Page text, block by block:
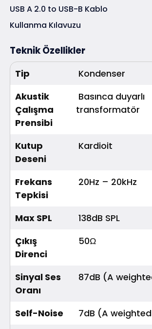
USB A 2.0 to USB-B Kablo
Kullanma Kılavuzu
Teknik Özellikler
Tip
Kondenser
Akustik
Çalışma
Prensibi
Basınca duyarlı
transformatör
Kutup
Deseni
Kardioit
Frekans
Tepkisi
20Hz – 20kHz
Max SPL
138dB SPL
Çıkış
Direnci
50Ω
Sinyal Ses
Oranı
87dB (A
Self-Noise
7dB (A